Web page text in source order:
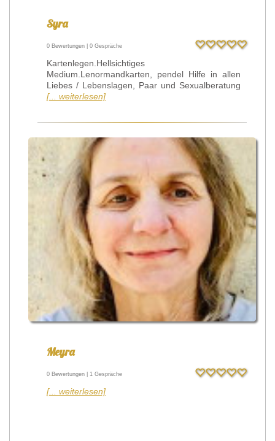
Syra
0 Bewertungen | 0 Gespräche
Kartenlegen.Hellsichtiges
Medium.Lenormandkarten, pendel Hilfe in allen
Liebes / Lebenslagen, Paar und Sexualberatung
[... weiterlesen]
Meyra
0 Bewertungen | 1 Gespräche
[... weiterlesen]